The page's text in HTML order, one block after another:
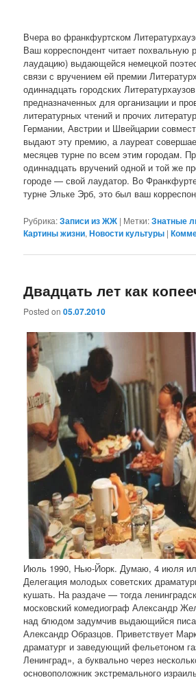
Вчера во франкфуртском
Ваш корреспондент читает похвальную
лаудацию) выдающейся немецкой
связи с вручением ей премии
одиннадцать городских
предназначенных для организации и
литературных чтений и прочих
Германии, Австрии и Швейцарии
выдают эту премию, а лауреат
месяцев турне по всем этим городам.
одиннадцать вручений одной и той же
городе — свой лаудатор. Во
турне Эльке Эрб, это был ваш
Рубрика:Записи из ЖЖ | Метки:Знатные
Картины жизни,Новости культуры |
Двадцать лет как
Posted on05.07.2010
Июль 1990, Нью-Йорк. Думаю, 4 июля
Делегация молодых советских
кушать. На раздаче — тогда
московский комедиограф Александр
над блюдом задумчив выдающийся
Александр Образцов. Приветствует
драматург и заведующий фельетоном
Ленинград», а буквально через
основоположник экстремального